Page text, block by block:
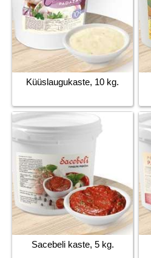
Küüslaugukaste, 10 kg.
Sacebeli kaste, 5 kg.